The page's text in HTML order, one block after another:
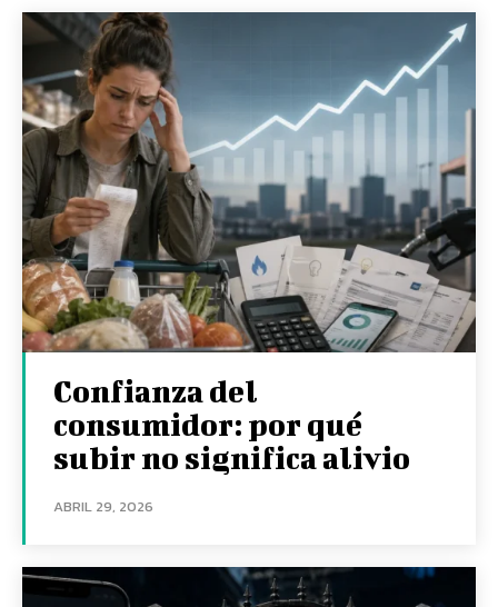
Confianza del
consumidor: por qué
subir no significa alivio
ABRIL 29, 2026